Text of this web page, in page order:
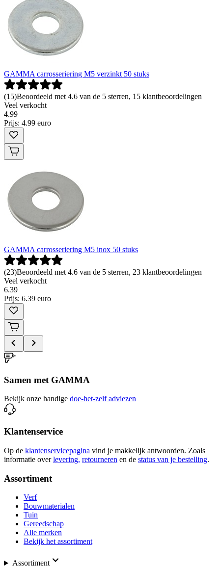
GAMMA carrosseriering M5 verzinkt 50 stuks
(15)Beoordeeld met 4.6 van de 5 sterren, 15 klantbeoordelingen
Veel verkocht
4.99
Prijs: 4.99 euro
GAMMA carrosseriering M5 inox 50 stuks
(23)Beoordeeld met 4.6 van de 5 sterren, 23 klantbeoordelingen
Veel verkocht
6.39
Prijs: 6.39 euro
Samen met GAMMA
Bekijk onze handige doe-het-zelf adviezen
Klantenservice
Op de klantenservicepagina vind je makkelijk antwoorden. Zoals
informatie over levering, retourneren en de status van je bestelling.
Assortiment
Verf
Bouwmaterialen
Tuin
Gereedschap
Alle merken
Bekijk het assortiment
Assortiment